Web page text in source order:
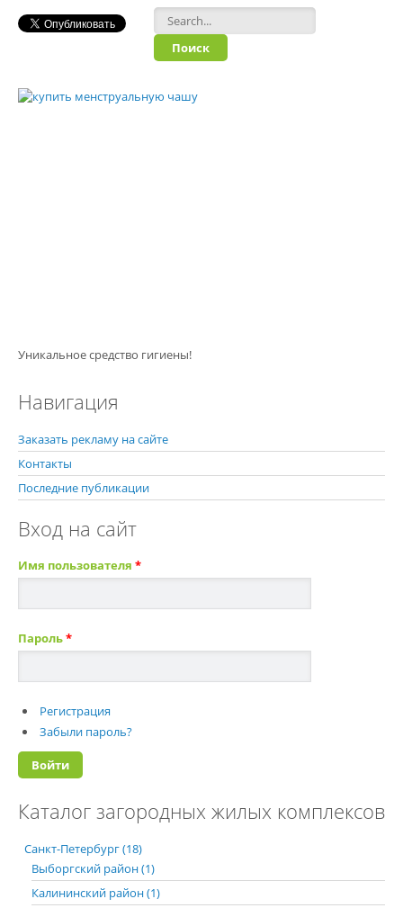
Форма поиска
Уникальное средство гигиены!
Навигация
Заказать рекламу на сайте
Контакты
Последние публикации
Вход на сайт
Имя пользователя *
Пароль*
Регистрация
Забыли пароль?
Каталог загородных жилых комплексов
Санкт-Петербург (18)
Выборгский район (1)
Калининский район (1)